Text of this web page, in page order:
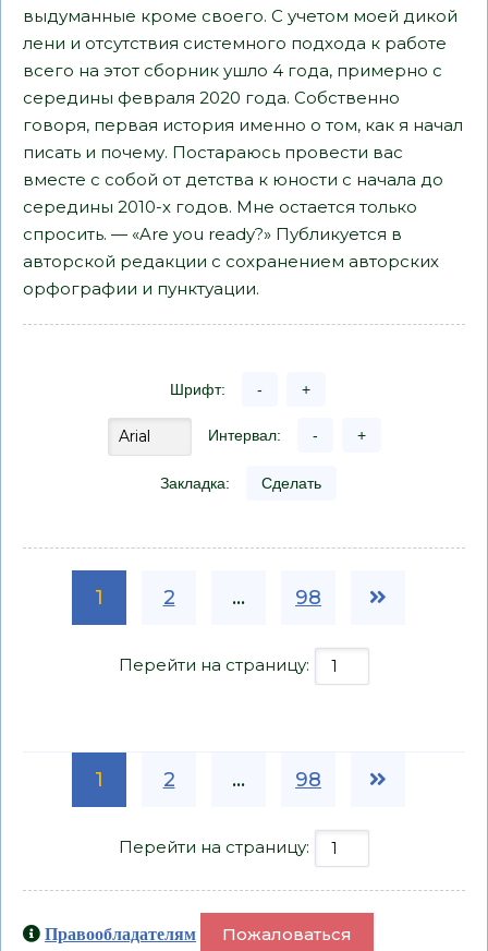
выдуманные кроме своего. С учетом моей дикой
лени и отсутствия системного подхода к работе
всего на этот сборник ушло 4 года, примерно с
середины февраля 2020 года. Собственно
говоря, первая история именно о том, как я начал
писать и почему. Постараюсь провести вас
вместе с собой от детства к юности с начала до
середины 2010-х годов. Мне остается только
спросить. — «Are you ready?» Публикуется в
авторской редакции с сохранением авторских
орфографии и пунктуации.
Шрифт: - +
Интервал: - +
Закладка: Сделать
1 2 ... 98
Перейти на страницу:
1 2 ... 98
Перейти на страницу:
Правообладателям Пожаловаться